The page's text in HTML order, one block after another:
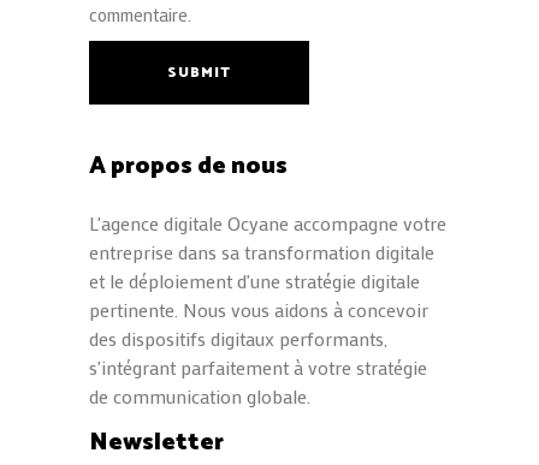
commentaire.
SUBMIT
A propos de nous
L'agence digitale Ocyane accompagne votre
entreprise dans sa transformation digitale
et le déploiement d'une stratégie digitale
pertinente. Nous vous aidons à concevoir
des dispositifs digitaux performants,
s'intégrant parfaitement à votre stratégie
de communication globale.
Newsletter